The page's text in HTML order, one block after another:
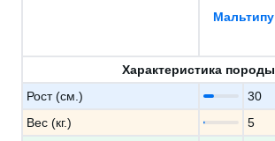
Мальтипу
Характеристика породы
Рост (см.)
30
Вес (кг.)
5